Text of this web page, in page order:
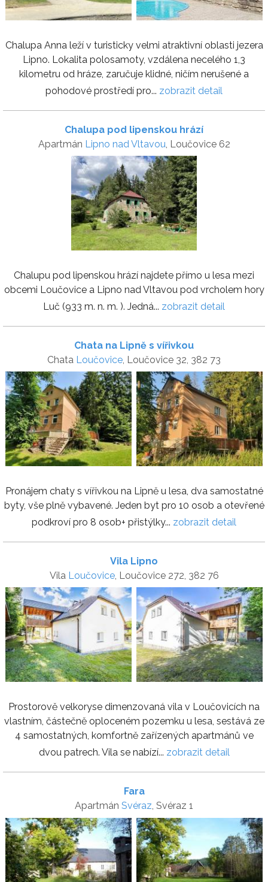
Chalupa Anna leží v turisticky velmi atraktivní oblasti jezera
Lipno. Lokalita polosamoty, vzdálena necelého 1,3
kilometru od hráze, zaručuje klidné, ničím nerušené a
pohodové prostředí pro... zobrazit detail
Chalupa pod lipenskou hrází
Apartmán Lipno nad Vltavou, Loučovice 62
Chalupu pod lipenskou hrází najdete přímo u lesa mezi
obcemi Loučovice a Lipno nad Vltavou pod vrcholem hory
Luč (933 m. n. m. ). Jedná... zobrazit detail
Chata na Lipně s vířivkou
Chata Loučovice, Loučovice 32, 382 73
Pronájem chaty s vířivkou na Lipně u lesa, dva samostatné
byty, vše plně vybavené. Jeden byt pro 10 osob a otevřené
podkroví pro 8 osob+ přistýlky... zobrazit detail
Vila Lipno
Vila Loučovice, Loučovice 272, 382 76
Prostorově velkoryse dimenzovaná vila v Loučovicích na
vlastním, částečně oploceném pozemku u lesa, sestává ze
4 samostatných, komfortně zařízených apartmánů ve
dvou patrech. Vila se nabízí... zobrazit detail
Fara
Apartmán Svéraz, Svéraz 1